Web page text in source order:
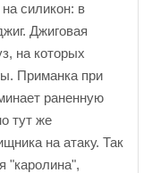
силикон: в
Джиговая
на которых
Приманка при
раненную
тут же
на атаку. Так
"каролина",